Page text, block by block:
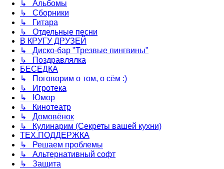
↳ Альбомы
↳ Сборники
↳ Гитара
↳ Отдельные песни
В КРУГУ ДРУЗЕЙ
↳ Диско-бар "Трезвые пингвины"
↳ Поздравлялка
БЕСЕДКА
↳ Поговорим о том, о сём :)
↳ Игротека
↳ Юмор
↳ Кинотеатр
↳ Домовёнок
↳ Кулинарим (Секреты вашей кухни)
ТЕХ.ПОДДЕРЖКА
↳ Решаем проблемы
↳ Альтернативный софт
↳ Защита